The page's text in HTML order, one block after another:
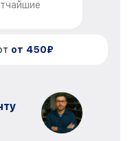
от 450₽